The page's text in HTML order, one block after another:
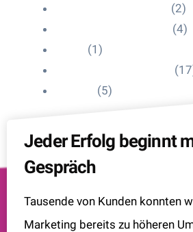
(2)
(4)
(1)
(5)
Jeder Erfolg beginnt
Gespräch
Tausende von Kunden konnten
Marketing bereits zu höheren